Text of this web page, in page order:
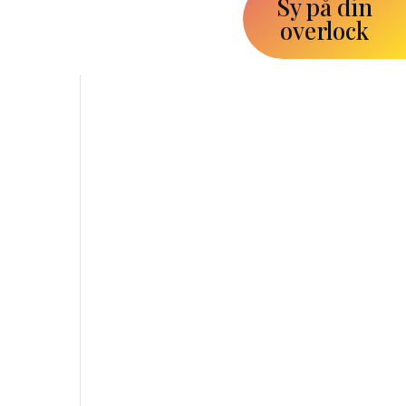
Sy på din
overlock